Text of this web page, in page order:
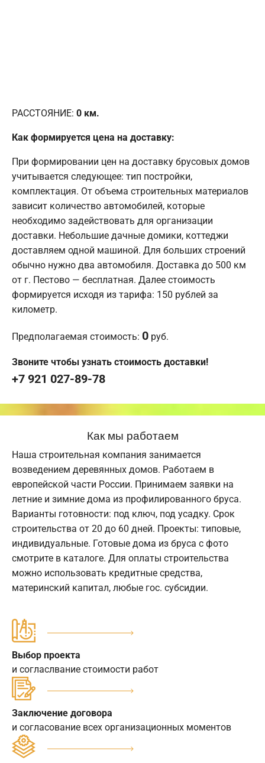
РАССТОЯНИЕ: 0 км.
Как формируется цена на доставку:
При формировании цен на доставку брусовых домов
учитывается следующее: тип постройки,
комплектация. От объема строительных материалов
зависит количество автомобилей, которые
необходимо задействовать для организации
доставки. Небольшие дачные домики, коттеджи
доставляем одной машиной. Для больших строений
обычно нужно два автомобиля. Доставка до 500 км
от г. Пестово — бесплатная. Далее стоимость
формируется исходя из тарифа: 150 рублей за
километр.
Предполагаемая стоимость: 0 руб.
Звоните чтобы узнать стоимость доставки!
+7 921 027-89-78
Как мы работаем
Наша строительная компания занимается
возведением деревянных домов. Работаем в
европейской части России. Принимаем заявки на
летние и зимние дома из профилированного бруса.
Варианты готовности: под ключ, под усадку. Срок
строительства от 20 до 60 дней. Проекты: типовые,
индивидуальные. Готовые дома из бруса с фото
смотрите в каталоге. Для оплаты строительства
можно использовать кредитные средства,
материнский капитал, любые гос. субсидии.
Выбор проекта
и согласлвание стоимости работ
Заключение договора
и согласование всех организационных моментов